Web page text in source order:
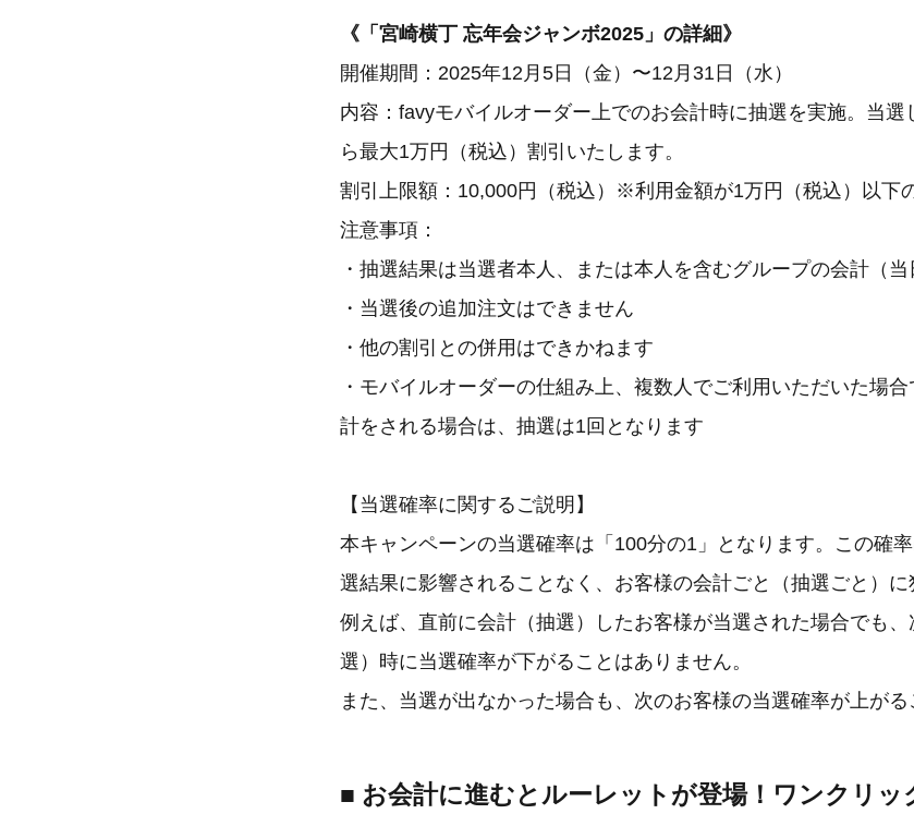
《「宮崎横丁 忘年会ジャンボ2025」の詳細》
開催期間：2025年12月5日（金）〜12月31日（水）
内容：favyモバイルオーダー上でのお会計時に抽選を実施。当
ら最大1万円（税込）割引いたします。
割引上限額：10,000円（税込）※利用金額が1万円（税込）以下
注意事項：
・抽選結果は当選者本人、または本人を含むグループの会計（
・当選後の追加注文はできません
・他の割引との併用はできかねます
・モバイルオーダーの仕組み上、複数人でご利用いただいた場
計をされる場合は、抽選は1回となります
【当選確率に関するご説明】
本キャンペーンの当選確率は「100分の1」となります。この確
選結果に影響されることなく、お客様の会計ごと（抽選ごと）に
例えば、直前に会計（抽選）したお客様が当選された場合でも
選）時に当選確率が下がることはありません。
また、当選が出なかった場合も、次のお客様の当選確率が上がる
■ お会計に進むとルーレットが登場！ワンクリッ